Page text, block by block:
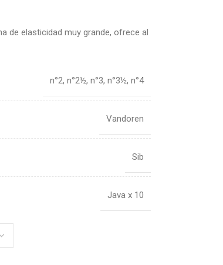
de elasticidad muy grande, ofrece al
n°2, n°2½, n°3, n°3½, n°4
Vandoren
Sib
Java x 10